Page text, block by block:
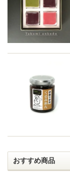
おすすめ商品